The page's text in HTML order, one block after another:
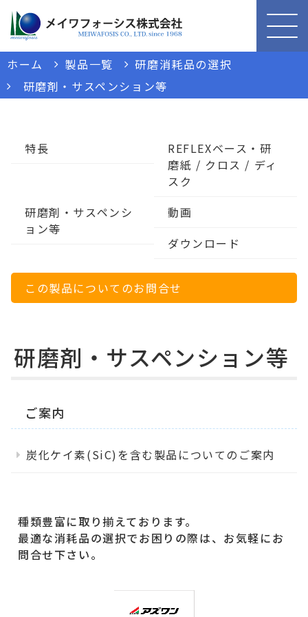
ホーム 製品一覧
研磨消耗品の選択
研磨剤・サスペンション等
特長
REFLEXベース・研
磨紙 / クロス / ディ
スク
研磨剤・サスペンシ
ョン等
動画
ダウンロード
この製品についてのお問合せ
研磨剤・サスペンション等
ご案内
炭化ケイ素(SiC)を含む製品についてのご案内
種類豊富に取り揃えております。
最適な消耗品の選択でお困りの際は、お気軽にお
問合せ下さい。